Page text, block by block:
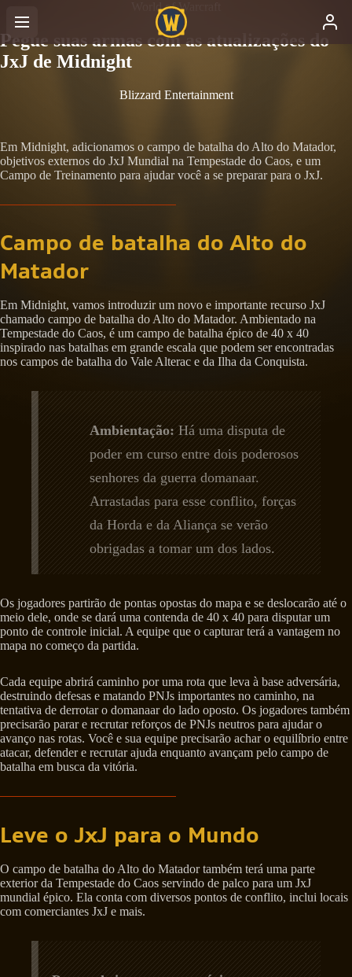
World of Warcraft
Pegue suas armas com as atualizações do
JxJ de Midnight
Blizzard Entertainment
Em Midnight, adicionamos o campo de batalha do Alto do Matador,
objetivos externos do JxJ Mundial na Tempestade do Caos, e um
Campo de Treinamento para ajudar você a se preparar para o JxJ.
Campo de batalha do Alto do
Matador
Em Midnight, vamos introduzir um novo e importante recurso JxJ
chamado campo de batalha do Alto do Matador. Ambientado na
Tempestade do Caos, é um campo de batalha épico de 40 x 40
inspirado nas batalhas em grande escala que podem ser encontradas
nos campos de batalha do Vale Alterac e da Ilha da Conquista.
Ambientação: Há uma disputa de
poder em curso entre dois poderosos
senhores da guerra domanaar.
Arrastadas para esse conflito, forças
da Horda e da Aliança se verão
obrigadas a tomar um dos lados.
Os jogadores partirão de pontas opostas do mapa e se deslocarão até o
meio dele, onde se dará uma contenda de 40 x 40 para disputar um
ponto de controle inicial. A equipe que o capturar terá a vantagem no
mapa no começo da partida.
Cada equipe abrirá caminho por uma rota que leva à base adversária,
destruindo defesas e matando PNJs importantes no caminho, na
tentativa de derrotar o domanaar do lado oposto. Os jogadores também
precisarão parar e recrutar reforços de PNJs neutros para ajudar o
avanço nas rotas. Você e sua equipe precisarão achar o equilíbrio entre
atacar, defender e recrutar ajuda enquanto avançam pelo campo de
batalha em busca da vitória.
Leve o JxJ para o Mundo
O campo de batalha do Alto do Matador também terá uma parte
exterior da Tempestade do Caos servindo de palco para um JxJ
mundial épico. Ela conta com diversos pontos de conflito, inclui locais
com comerciantes JxJ e mais.